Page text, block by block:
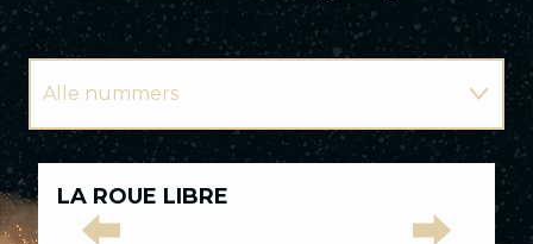
Alle nummers
Groene paden
Blauwe sporen
Alle
nummers
LA ROUE LIBRE